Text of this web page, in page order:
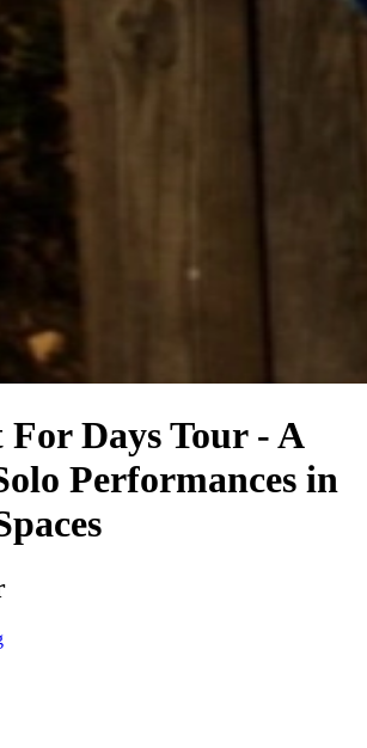
Days Tour - A
Performances in